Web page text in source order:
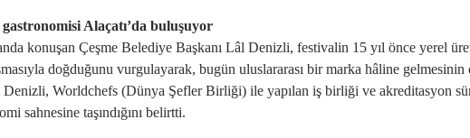
Alaçatı’da buluşuyor
konuşan Çeşme Belediye Başkanı Lâl Denizli, festivalin 15 yıl önce yerel
doğduğunu vurgulayarak, bugün uluslararası bir marka hâline
Denizli, Worldchefs (Dünya Şefler Birliği) ile yapılan iş birliği ve akreditasyon
sahnesine taşındığını belirtti.